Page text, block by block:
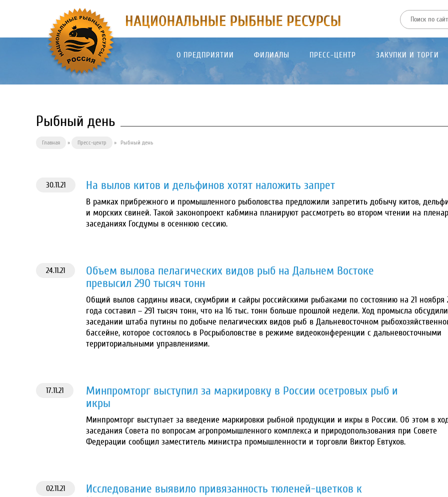
О ПРЕДПРИЯТИИ ФИЛИАЛЫ ПРЕСС-ЦЕНТР ЗАКУПКИ И ТОРГИ
Рыбный день
Главная » Пресс-центр » Рыбный день
30.11.21 На вылов китов и дельфинов хотят наложить запрет
В рамках прибрежного и промышленного рыболовства предложили запретить добычу китов,
и морских свиней. Такой законопроект кабмина планируют рассмотреть во втором чтении на
заседаниях Госдумы в осеннюю сессию.
24.11.21
Объем вылова пелагических видов рыб на Дальнем Востоке
превысил 290 тысяч тонн
Общий вылов сардины иваси, скумбрии и сайры российскими рыбаками по состоянию на 21 ноября
года составил – 291 тысяч тонн, что на 16 тыс. тонн больше прошлой недели. Ход промысла
заседании штаба путины по добыче пелагических видов рыб в Дальневосточном
бассейне, которое состоялось в Росрыболовстве в режиме видеоконференции с дальневосточными
территориальными управлениями.
17.11.21
Минпромторг выступил за маркировку в России осетровых рыб и
икры
Минпромторг выступает за введение маркировки рыбной продукции и икры в России. Об этом в
заседания Совета по вопросам агропромышленного комплекса и природопользования при Совете
Федерации сообщил заместитель министра промышленности и торговли Виктор Евтухов.
02.11.21
Исследование выявило привязанность тюленей-цветков к